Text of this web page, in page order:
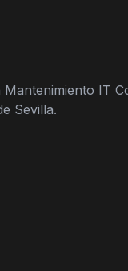
Mantenimiento IT
Sevilla.